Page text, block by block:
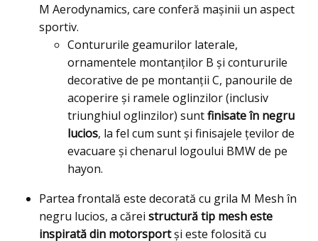
M Aerodynamics, care conferă maşinii un aspect
sportiv.
Contururile geamurilor laterale,
ornamentele montanţilor B şi contururile
decorative de pe montanţii C, panourile de
acoperire şi ramele oglinzilor (inclusiv
triunghiul oglinzilor) suntfinisate în negru
lucios, la fel cum sunt şi finisajele ţevilor de
evacuare şi chenarul logoului BMW de pe
hayon.
Partea frontală este decorată cu grila M Mesh în
negru lucios, a cărei structură tip mesh este
inspirată din motorsportşi este folosită cu